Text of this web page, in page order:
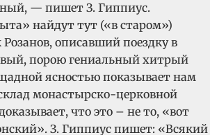
— пишет З. Гиппиус.
найдут тут («в старом»)
описавший поездку в
порою гениальный хитрый
ясностью показывает нам
монастырско-церковной
что это – не то, «вот
З. Гиппиус пишет: «Всякий